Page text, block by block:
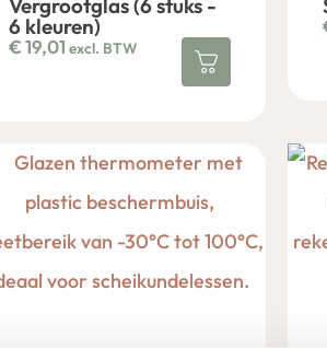
Vergrootglas (6 stuks -
6 kleuren)
€19,01 excl. BTW